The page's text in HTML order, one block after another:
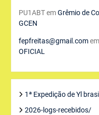
PU1ABTemGrêmio de
GCEN
fepfreitas@gmail.comem
OFICIAL
1ª Expedição de Yl
2026-logs-recebidos/